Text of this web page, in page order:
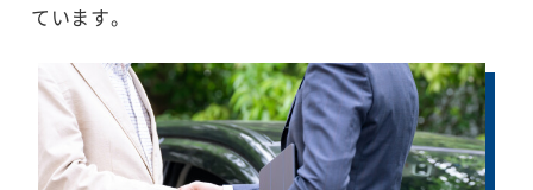
ています。